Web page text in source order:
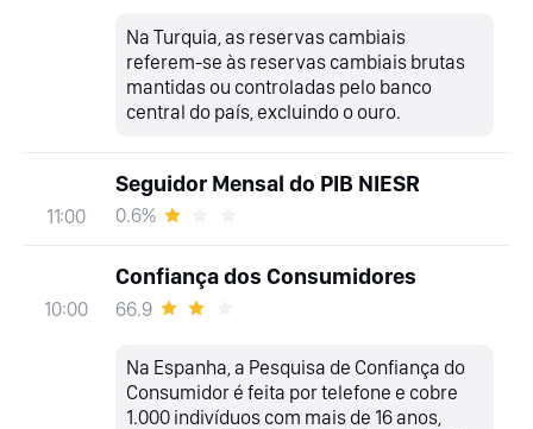
Na Turquia, as reservas cambiais
referem-se às reservas cambiais brutas
mantidas ou controladas pelo banco
central do país, excluindo o ouro.
11:00
Seguidor Mensal do PIB NIESR
0.6%
10:00
Confiança dos Consumidores
66.9
Na Espanha, a Pesquisa de Confiança do
Consumidor é feita por telefone e cobre
1.000 indivíduos com mais de 16 anos,